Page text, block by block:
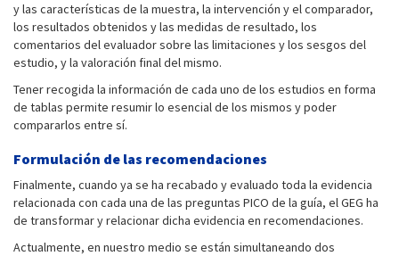
y las características de la muestra, la intervención y el comparador,
los resultados obtenidos y las medidas de resultado, los
comentarios del evaluador sobre las limitaciones y los sesgos del
estudio, y la valoración final del mismo.
Tener recogida la información de cada uno de los estudios en forma
de tablas permite resumir lo esencial de los mismos y poder
compararlos entre sí.
Formulación de las recomendaciones
Finalmente, cuando ya se ha recabado y evaluado toda la evidencia
relacionada con cada una de las preguntas PICO de la guía, el GEG ha
de transformar y relacionar dicha evidencia en recomendaciones.
Actualmente, en nuestro medio se están simultaneando dos